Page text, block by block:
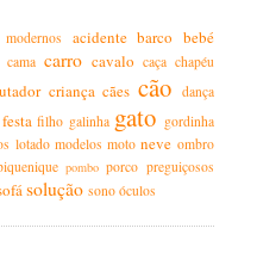
acidente barco bebé
cama carro cavalo caça chapéu
criança cães cão dança
festa filho galinha gato gordinha
lotado modelos moto neve ombro
pombo porco preguiçosos
solução sono óculos